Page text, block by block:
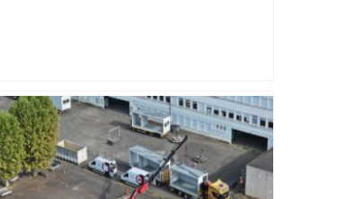
Près de Toulouse : dans cette zone
économique, un axe majeur va être
fermé en fin de soirée, voici les
déviations – Actu.fr